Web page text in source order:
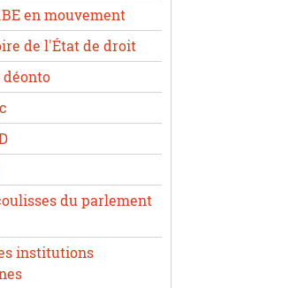
en mouvement
de l'État de droit
du parlement
institutions